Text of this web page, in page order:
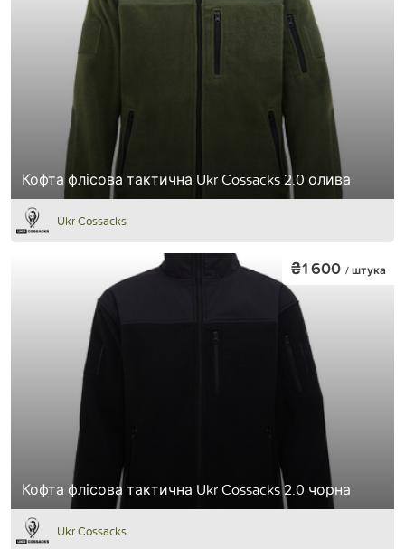
Кофта флісова тактична Ukr Cossacks 2.0 олива
Ukr Cossacks
Кофта флісова тактична Ukr Cossacks 2.0 чорна
₴1 600 / штука
Ukr Cossacks